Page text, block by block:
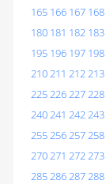
165 166 167 168
180 181 182 183
195 196 197 198
210211 212213
225226227228
240241 242243
255256257258
270271 272273
285286287288